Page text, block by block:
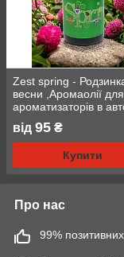
Zest spring -
весни ,Аромаолії для
ароматизаторів в
від 95 ₴
Купити
Про нас
99% позитивних